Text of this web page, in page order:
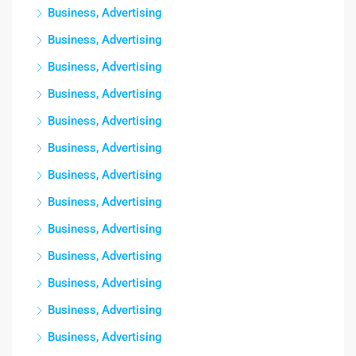
Business, Advertising
Business, Advertising
Business, Advertising
Business, Advertising
Business, Advertising
Business, Advertising
Business, Advertising
Business, Advertising
Business, Advertising
Business, Advertising
Business, Advertising
Business, Advertising
Business, Advertising